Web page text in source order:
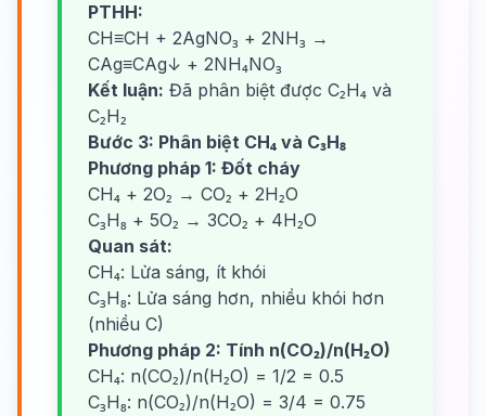
PTHH:
CH≡CH + 2AgNO₃ + 2NH₃ →
CAg≡CAg↓ + 2NH₄NO₃
Kết luận: Đã phân biệt được C₂H₄ và
C₂H₂
Bước 3: Phân biệt CH₄ và C₃H₈
Phương pháp 1: Đốt cháy
CH₄ + 2O₂ → CO₂ + 2H₂O
C₃H₈ + 5O₂ → 3CO₂ + 4H₂O
Quan sát:
CH₄: Lửa sáng, ít khói
C₃H₈: Lửa sáng hơn, nhiều khói hơn
(nhiều C)
Phương pháp 2: Tính n(CO₂)/n(H₂O)
CH₄: n(CO₂)/n(H₂O) = 1/2 = 0.5
C₃H₈: n(CO₂)/n(H₂O) = 3/4 = 0.75